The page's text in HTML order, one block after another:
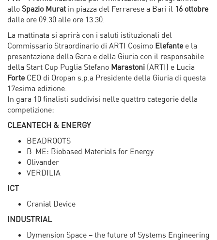
allo Spazio Muratin piazza del Ferrarese a Bari il 16 ottobre
dalle ore 09.30 alle ore 13.30.
La mattinata si aprirà con i saluti istituzionali del
Commissario Straordinario di ARTI Cosimo Elefantee la
presentazione della Gara e della Giuria con il responsabile
della Start Cup Puglia Stefano Marastoni (ARTI) e Lucia
ForteCEO di Oropan s.p.a Presidente della Giuria di questa
17esima edizione.
In gara 10 finalisti suddivisi nelle quattro categorie della
competizione:
CLEANTECH & ENERGY
BEADROOTS
B-ME: Biobased Materials for Energy
Olivander
VERDILIA
ICT
Cranial Device
INDUSTRIAL
Dymension Space – the future of Systems Engineering